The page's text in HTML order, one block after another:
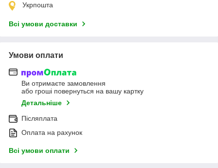
Укрпошта
Всі умови доставки
Умови оплати
Ви отримаєте замовлення
або гроші повернуться на вашу картку
Детальніше
Післяплата
Оплата на рахунок
Всі умови оплати